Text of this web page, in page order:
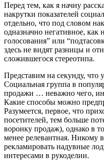
Перед тем, как я начну
накрутки показателей
отдельно, что под словом
одназначно негативное, как
голосования” или
здесь не видят разницы и
сложившегося стереотипа.
Представим на секунду, что
Социальная группа в
продажи … неважно чего,
Какие способы можно
Разумеется, первое, что
посетителей, тем больше
воронку продаж), однако в
менее релевантная. Никому
рекламировать надувные
интересами в рукоделии.